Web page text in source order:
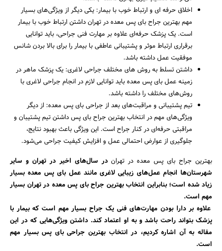
اخلاق حرفه ای و ارتباط خوب با بیمار‎: یکی دیگر از ویژگی‌های بسیار
مهم بهترین جراح بای پس معده در تهران داشتن ارتباط خوب با بیمار
است. یک پزشک حرفه‌ای علاوه بر مهارت فنی جراحی، باید توانایی
برقراری ارتباط موثر و پشتیبانی عاطفی با بیمار را برای بالا بردن شانس
موفقیت عمل داشته باشد.
داشتن تسلط به روش های مختلف جراحی لاغری: یک پزشک ماهر در
زمینه عمل بای پس معده باید توانایی لازم در انجام جراحی لاغری با
روش‌های مختلف را داشته باشد.
تیم پشتیبانی و مراقبت‌های بعد از جراحی بای پس معده: از دیگر
ویژگی‌های مهم در انتخاب بهترین جراح بای پس داشتن تیم پشتیبان و
مراقبتی حرفه‌ای در کنار جراح است. این ویژگی باعث بهبود نتایج،
جلوگیری از عوارض احتمالی عمل و افزایش کیفیت جراحی می‌شود.
بهترین جراح بای پس معده در تهراندر سال‌های اخیر در تهران و سایر
شهرستان‌ها انجام عمل‌های زیبایی لاغری مانند عمل بای پس معده بسیار
زیاد شده است؛ بنابراین انتخاب بهترین جراح بای پس معده در تهران بسیار
مهم است.
علاوه بر دارا بودن مهارت‌های فنی یک جراح بسیار مهم است که بیمار با
پزشک بتواند راحت باشد و به او اعتماد کند. داشتن ویژگی‌هایی که در این
مقاله به آن اشاره کردیم، در انتخاب بهترین جراحی بای پس بسیار مهم
است.